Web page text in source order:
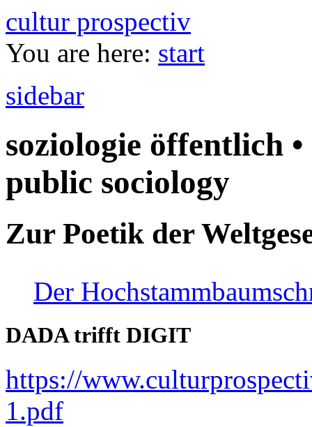
cultur prospectiv
You are here: start
sidebar
soziologie öffentlich
public sociology
Zur Poetik der
Der
DADA trifft DIGIT
https://
1.pdf